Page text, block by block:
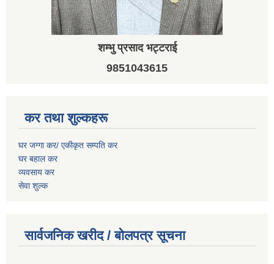
शम्भु प्रसाद भट्टराई
9851043615
कर तथा शुल्कहरू
घर जग्गा कर/ एकीकृत सम्पति कर
घर बहाल कर
व्यवसाय कर
सेवा शुल्क
सार्वजनिक खरीद / बोलपत्र सूचना